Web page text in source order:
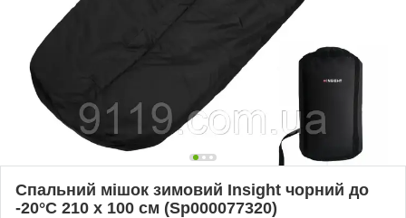
Спальний мішок зимовий Insight чорний до
-20°C 210 х 100 см (Sp000077320)